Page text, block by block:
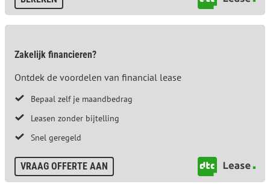
Zakelijk financieren?
Ontdek de voordelen van financial lease
Bepaal zelf je maandbedrag
Leasen zonder bijtelling
Snel geregeld
VRAAG OFFERTE AAN